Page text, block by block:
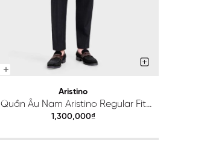
Aristino
Quần Âu Nam Aristino Regular Fit
ATR203S0H2
1,300,000₫